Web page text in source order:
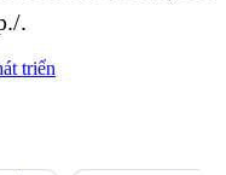
.
triển